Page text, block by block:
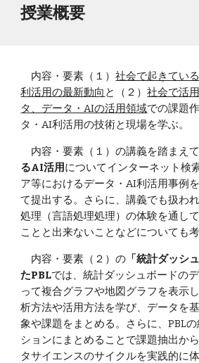
授業概要
内容・要素（１）社会で起きてい
利活用の最新動向 と（２）社会で活
タ、データ・AIの活用領域での課題
タ・AI利活用の技術と現場を学ぶ。
内容・要素（１）の講義を踏まえて
るAI活用についてインターネット検
ア等におけるデータ・AI利活用事例
て提出する。さらに、講義でも扱わ
処理（言語処理処理）の体験を通し
ことと出来ないことなどについても考
内容・要素（２）の 「統計ダッシ
たPBLでは、統計ダッシュボードの
って複合グラフや地図グラフを表示
析方法や活用方法を学び、データを
象や課題をまとめる。さらに、PBL
ションにまとめることで課題抽出か
タサイエンスのサイクルを実践的に